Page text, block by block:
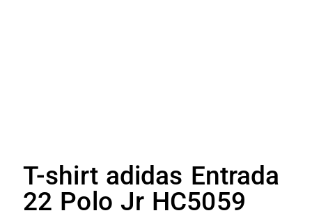
T-shirt adidas Entrada
22 Polo Jr HC5059